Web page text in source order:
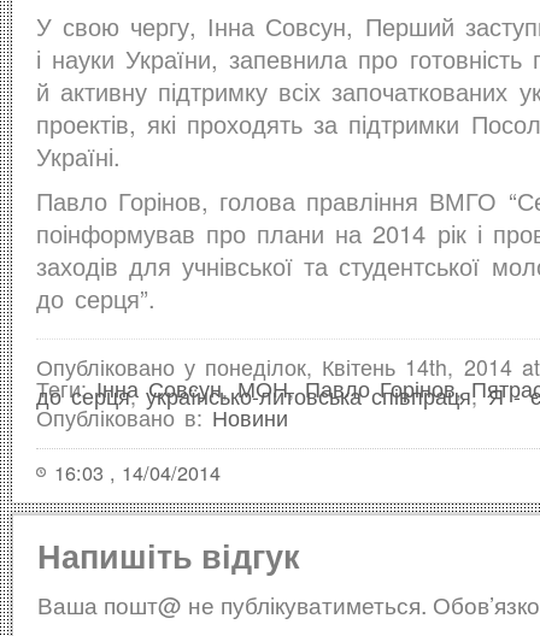
У свою чергу, Інна Совсун, Перший
і науки України, запевнила про готовність
й активну підтримку всіх започаткованих
проектів, які проходять за підтримки
Україні.
Павло Горінов, голова правління ВМГО
поінформував про плани на 2014 рік і
заходів для учнівської та студентської
до серця”.
Опубліковано у понеділок, Квітень 14th, 2014
Теги:Інна Совсун,МОН,Павло Горінов,
до серця,українсько-литовська співпраця,Я -
Опубліковано в: Новини
16:03 , 14/04/2014
Напишіть відгук
Ваша пошт@ не публікуватиметься.